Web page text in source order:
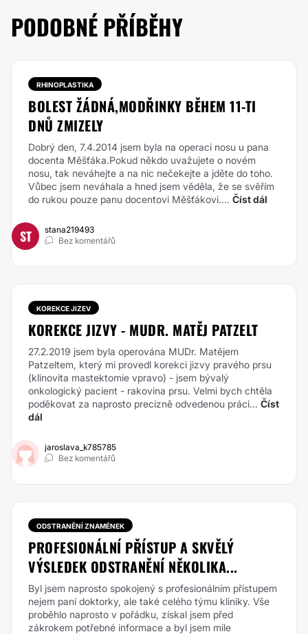
PODOBNÉ PŘÍBĚHY
RHINOPLASTIKA
BOLEST ŽÁDNÁ,MODŘINKY BĚHEM 11-TI
DNŮ ZMIZELY
Dobrý den, 7.4.2014 jsem byla na operaci nosu u pana
docenta Měšťáka.Pokud někdo uvažujete o novém
nosu, tak neváhejte a na nic nečekejte a jděte do toho.
Vůbec jsem neváhala a hned jsem věděla, že se svěřím
do rukou pouze panu docentovi Měšťákovi.... Číst dál
ST
stana219493
Bez komentářů
KOREKCE JIZEV
KOREKCE JIZVY - MUDR. MATĚJ PATZELT
27.2.2019 jsem byla operována MUDr. Matějem
Patzeltem, který mi provedl korekci jizvy pravého prsu
(klinovita mastektomie vpravo) - jsem bývalý
onkologický pacient - rakovina prsu. Velmi bych chtěla
poděkovat za naprosto precizně odvedenou práci... Číst
dál
jaroslava_k785785
Bez komentářů
ODSTRANĚNÍ ZNAMÉNEK
PROFESIONÁLNÍ PŘÍSTUP A SKVĚLÝ
VÝSLEDEK ODSTRANĚNÍ NĚKOLIKA...
Byl jsem naprosto spokojený s profesionálním přístupem
nejem paní doktorky, ale také celého týmu kliniky. Vše
proběhlo naprosto v pořádku, získal jsem před
zákrokem potřebné informace a byl jsem mile